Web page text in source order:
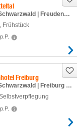
Deutschland | Schwarzwald | Freudenstadt
, Frühstück
Freiburg
Deutschland | Schwarzwald | Freiburg im Breisgau